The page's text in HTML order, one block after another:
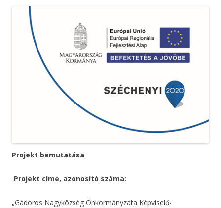
Projekt bemutatása
Projekt címe, azonosító száma:
„Gádoros Nagyközség Önkormányzata Képviselő-